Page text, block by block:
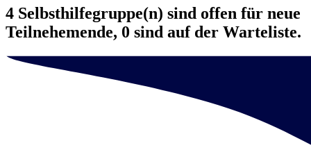
4 Selbsthilfegruppe(n) sind offen für neue
Teilnehemende, 0 sind auf der Warteliste.